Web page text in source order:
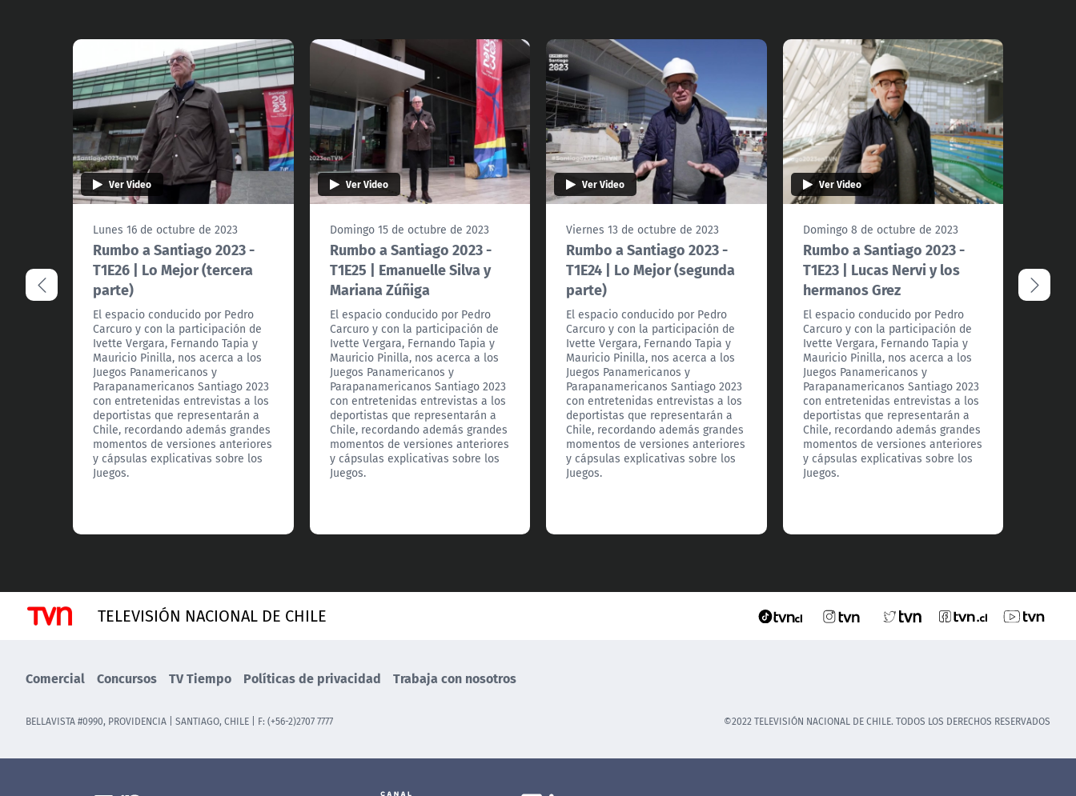
Ver Video
Lunes 16 de octubre de 2023
Rumbo a Santiago 2023 -
T1E26 | Lo Mejor (tercera
parte)
El espacio conducido por Pedro
Carcuro y con la participación de
Ivette Vergara, Fernando Tapia y
Mauricio Pinilla, nos acerca a los
Juegos Panamericanos y
Parapanamericanos Santiago 2023
con entretenidas entrevistas a los
deportistas que representarán a
Chile, recordando además grandes
momentos de versiones anteriores
y cápsulas explicativas sobre los
Juegos.
Ver Video
Domingo 15 de octubre de 2023
Rumbo a Santiago 2023 -
T1E25 | Emanuelle Silva y
Mariana Zúñiga
El espacio conducido por Pedro
Carcuro y con la participación de
Ivette Vergara, Fernando Tapia y
Mauricio Pinilla, nos acerca a los
Juegos Panamericanos y
Parapanamericanos Santiago 2023
con entretenidas entrevistas a los
deportistas que representarán a
Chile, recordando además grandes
momentos de versiones anteriores
y cápsulas explicativas sobre los
Juegos.
Ver Video
Viernes 13 de octubre de 2023
Rumbo a Santiago 2023 -
T1E24 | Lo Mejor (segunda
parte)
El espacio conducido por Pedro
Carcuro y con la participación de
Ivette Vergara, Fernando Tapia y
Mauricio Pinilla, nos acerca a los
Juegos Panamericanos y
Parapanamericanos Santiago 2023
con entretenidas entrevistas a los
deportistas que representarán a
Chile, recordando además grandes
momentos de versiones anteriores
y cápsulas explicativas sobre los
Juegos.
Ver Video
Domingo 8 de octubre de 2023
Rumbo a Santiago 2023 -
T1E23 | Lucas Nervi y los
hermanos Grez
El espacio conducido por Pedro
Carcuro y con la participación de
Ivette Vergara, Fernando Tapia y
Mauricio Pinilla, nos acerca a los
Juegos Panamericanos y
Parapanamericanos Santiago 2023
con entretenidas entrevistas a los
deportistas que representarán a
Chile, recordando además grandes
momentos de versiones anteriores
y cápsulas explicativas sobre los
Juegos.
a
El
TELEVISIÓN NACIONAL DE CHILE
Comercial Concursos TV Tiempo Políticas de privacidad Trabaja con nosotros
BELLAVISTA #0990, PROVIDENCIA | SANTIAGO, CHILE | F: (+56-2)2707 7777 ©2022 TELEVISIÓN NACIONAL DE CHILE. TODOS LOS DERECHOS RESERVADOS